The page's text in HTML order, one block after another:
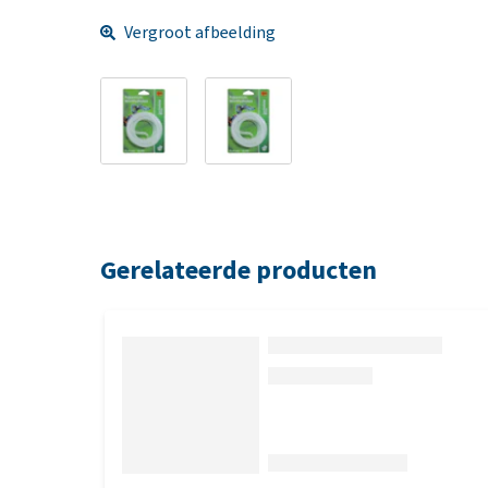
Vergroot afbeelding
Gerelateerde producten